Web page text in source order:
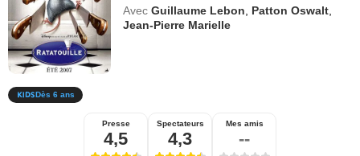
Avec Guillaume Lebon Patton Oswalt
Jean-Pierre Marielle
Dès 6 ans
Presse
4,5
Spectateurs
4,3
Mes amis
--